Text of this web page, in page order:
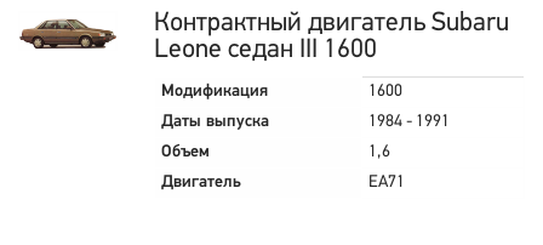
Контрактный двигатель Subaru
Leone седан III 1600
Модификация
1600
Даты выпуска
1984 - 1991
Объем
1,6
Двигатель
EA71